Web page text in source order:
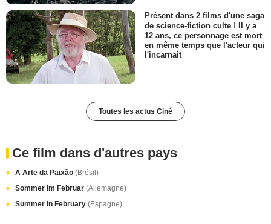
Présent dans 2 films d'une saga
de science-fiction culte ! Il y a
12 ans, ce personnage est mort
en même temps que l'acteur qui
l'incarnait
Toutes les actus Ciné
Ce film dans d'autres pays
A Arte da Paixão (Brésil)
Sommer im Februar (Allemagne)
Summer in February (Espagne)